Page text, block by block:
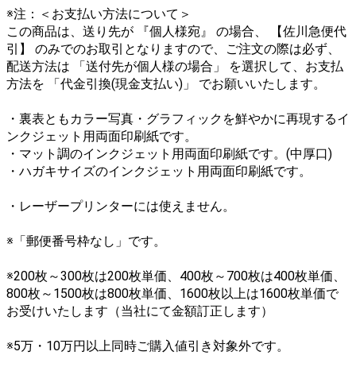
※注：＜お支払い方法について＞
この商品は、送り先が 『個人様宛』 の場合、 【佐川急便代
引】 のみでのお取引となりますので、ご注文の際は必ず、
配送方法は 「送付先が個人様の場合」 を選択して、お支払
方法を 「代金引換(現金支払い)」 でお願いいたします。
・裏表ともカラー写真・グラフィックを鮮やかに再現するイ
ンクジェット用両面印刷紙です。
・マット調のインクジェット用両面印刷紙です。(中厚口)
・ハガキサイズのインクジェット用両面印刷紙です。
・レーザープリンターには使えません。
※「郵便番号枠なし」です。
※200枚～300枚は200枚単価、400枚～700枚は400枚単価、
800枚～1500枚は800枚単価、1600枚以上は1600枚単価で
お受けいたします（当社にて金額訂正します）
※5万・10万円以上同時ご購入値引き対象外です。